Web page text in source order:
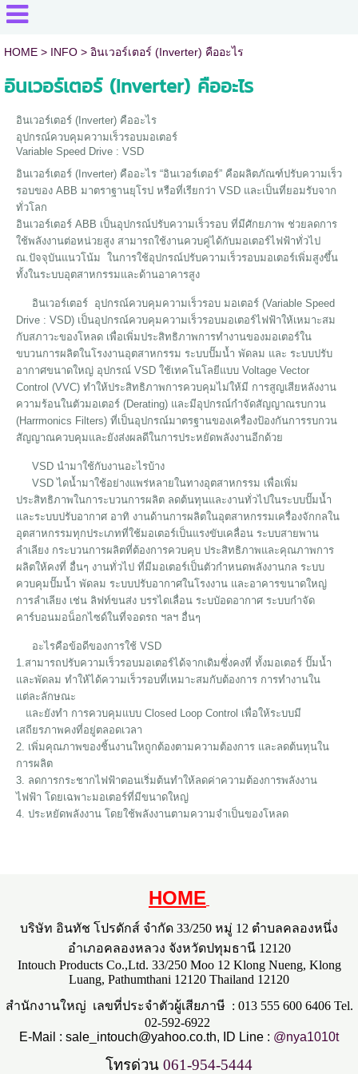
HOME> INFO > อินเวอร์เตอร์ (Inverter) คืออะไร
อินเวอร์เตอร์ (Inverter) คืออะไร
อินเวอร์เตอร์ (Inverter) คืออะไร
อุปกรณ์ควบคุมความเร็วรอบมอเตอร์
Variable Speed Drive : VSD
อินเวอร์เตอร์ (Inverter) คืออะไร “อินเวอร์เตอร์” คือผลิตภัณฑ์ปรับความเร็ว
รอบของ ABB มาตราฐานยุโรป หรือที่เรียกว่า VSD และเป็นที่ยอมรับจาก
ทั่วโลก
อินเวอร์เตอร์ ABB เป็นอุปกรณ์ปรับความเร็วรอบ ที่มีศักยภาพ ช่วยลดการ
ใช้พลังงานต่อหน่วยสูง สามารถใช้งานควบคู่ได้กับมอเตอร์ไฟฟ้าทั่วไป
ณ.ปัจจุบันแนวโน้ม ในการใช้อุปกรณ์ปรับความเร็วรอบมอเตอร์เพิ่มสูงขึ้น
ทั้งในระบบอุตสาหกรรมและด้านอาคารสูง
อินเวอร์เตอร์ อุปกรณ์ควบคุมความเร็วรอบ มอเตอร์ (Variable Speed
Drive : VSD) เป็นอุปกรณ์ควบคุมความเร็วรอบมอเตอร์ไฟฟ้าให้เหมาะสม
กับสภาวะของโหลด เพื่อเพิ่มประสิทธิภาพการทำงานของมอเตอร์ใน
ขบวนการผลิตในโรงงานอุตสาหกรรม ระบบปั๊มน้ำ พัดลม และ ระบบปรับ
อากาศขนาดใหญ่ อุปกรณ์ VSD ใช้เทคโนโลยีแบบ Voltage Vector
Control (VVC) ทำให้ประสิทธิภาพการควบคุมไม่ให้มี การสูญเสียหลังงาน
ความร้อนในตัวมอเตอร์ (Derating) และมีอุปกรณ์กำจัดสัญญาณรบกวน
(Harrmonics Filters) ที่เป็นอุปกรณ์มาตรฐานของเครื่องป้องกันการรบกวน
สัญญาณควบคุมและยังส่งผลดีในการประหยัดพลังงานอีกด้วย
VSD นำมาใช้กับงานอะไรบ้าง
VSD ไดน้ำมาใช้อย่างแพร่หลายในทางอุตสาหกรรม เพื่อเพิ่ม
ประสิทธิภาพในการะบวนการผลิต ลดต้นทุนและงานทั่วไปในระบบปั๊มน้ำ
และระบบปรับอากาศ อาทิ งานด้านการผลิตในอุตสาหกรรมเครื่องจักกลใน
อุตสาหกรรมทุกประเภทที่ใช้มอเตอร์เป็นแรงขับเคลื่อน ระบบสายพาน
ลำเลียง กระบวนการผลิตที่ต้องการควบคุบ ประสิทธิภาพและคุณภาพการ
ผลิตให้คงที่ อื่นๆ งานทั่วไป ที่มีมอเตอร์เป็นตัวกำหนดพลังงานกล ระบบ
ควบคุมปั๊มน้ำ พัดลม ระบบปรับอากาศในโรงงาน และอาคารขนาดใหญ่
การลำเลียง เช่น ลิฟท์ขนส่ง บรรไดเลื่อน ระบบัอดอากาศ ระบบกำจัด
คาร์บอนมอน็อกไซด์ในที่จอดรถ ฯลฯ อื่นๆ
อะไรคือข้อดีของการใช้ VSD
1.สามารถปรับความเร็วรอบมอเตอร์ได้จากเดิมซึ่่งคงที่ ทั้งมอเตอร์ ปั๊มน้ำ
และพัดลม ทำให้ได้ความเร็วรอบที่เหมาะสมกับต้องการ การทำงานใน
แต่ละลักษณะ
และยังทำ การควบคุมแบบ Closed Loop Control เพื่อให้ระบบมี
เสถียรภาพคงที่อยู่ตลอดเวลา
2. เพิ่มคุณภาพของชิ้นงานใหถูกต้องตามความต้องการ และลดต้นทุนใน
การผลิต
3. ลดการกระชากไฟฟ้าตอนเริ่มต้นทำให้ลดค่าความต้องการพลังงาน
ไฟฟ้า โดยเฉพาะมอเตอร์ที่มีขนาดใหญ่
4. ประหยัดพลังงาน โดยใช้พลังงานตามความจำเป็นของโหลด
HOME
บริษัท อินทัช โปรดักส์ จำกัด 33/250 หมู่ 12 ตำบลคลองหนึ่ง
อำเภอคลองหลวง จังหวัดปทุมธานี 12120
Intouch Products Co.,Ltd. 33/250 Moo 12 Klong Nueng, Klong
Luang, Pathumthani 12120 Thailand 12120
สำนักงานใหญ่ เลขที่ประจำตัวผู้เสียภาษี : 013 555 600 6406 Tel.
02-592-6922
E-Mail : sale_intouch@yahoo.co.th, ID Line : @nya1010t
โทรด่วน 061-954-5444